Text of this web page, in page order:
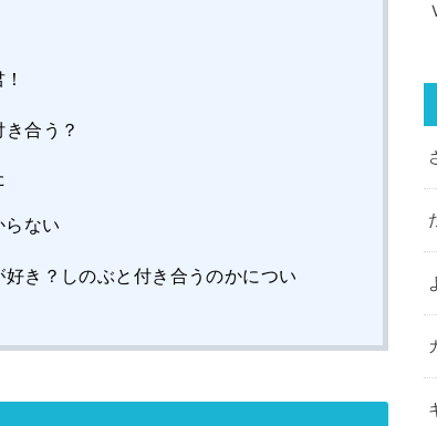
合う？
らない
き？しのぶと付き合うのかについ